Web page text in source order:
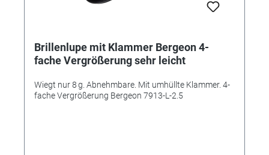
Brillenlupe mit Klammer Bergeon 4-
fache Vergrößerung sehr leicht
Wiegt nur 8 g. Abnehmbare. Mit umhüllte Klammer. 4-
fache Vergrößerung Bergeon 7913-L-2.5